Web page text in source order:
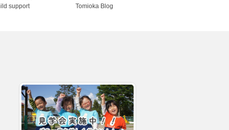
support Tomioka Blog